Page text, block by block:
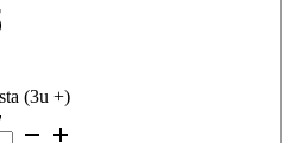
(3u +)